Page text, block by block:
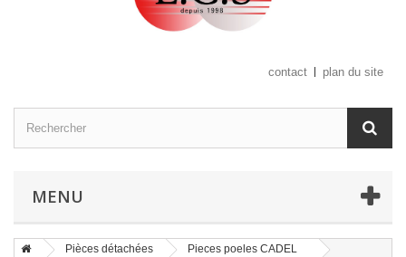
contact plan du site
MENU
Pièces détachées
Pieces poeles CADEL